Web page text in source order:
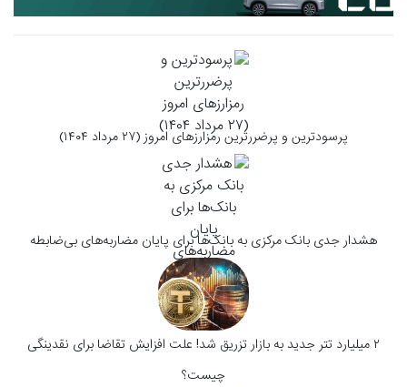
پرسودترین و پرضررترین رمزارزهای امروز (۲۷ مرداد ۱۴۰۴)
هشدار جدی بانک مرکزی به بانک‌ها برای پایان مضاربه‌های بی‌ضابطه
۲ میلیارد تتر جدید به بازار تزریق شد! علت افزایش تقاضا برای نقدینگی
چیست؟